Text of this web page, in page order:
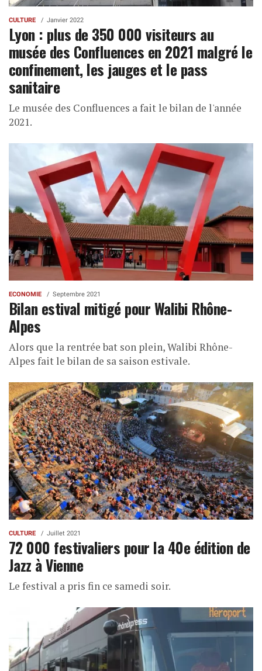
CULTURE Janvier 2022
Lyon : plus de 350 000 visiteurs au
musée des Confluences en 2021 malgré le
confinement, les jauges et le pass
sanitaire
Le musée des Confluences a fait le bilan de l'année
2021.
ECONOMIE Septembre 2021
Bilan estival mitigé pour Walibi Rhône-
Alpes
Alors que la rentrée bat son plein, Walibi Rhône-
Alpes fait le bilan de sa saison estivale.
CULTURE Juillet 2021
72 000 festivaliers pour la 40e édition de
Jazz à Vienne
Le festival a pris fin ce samedi soir.